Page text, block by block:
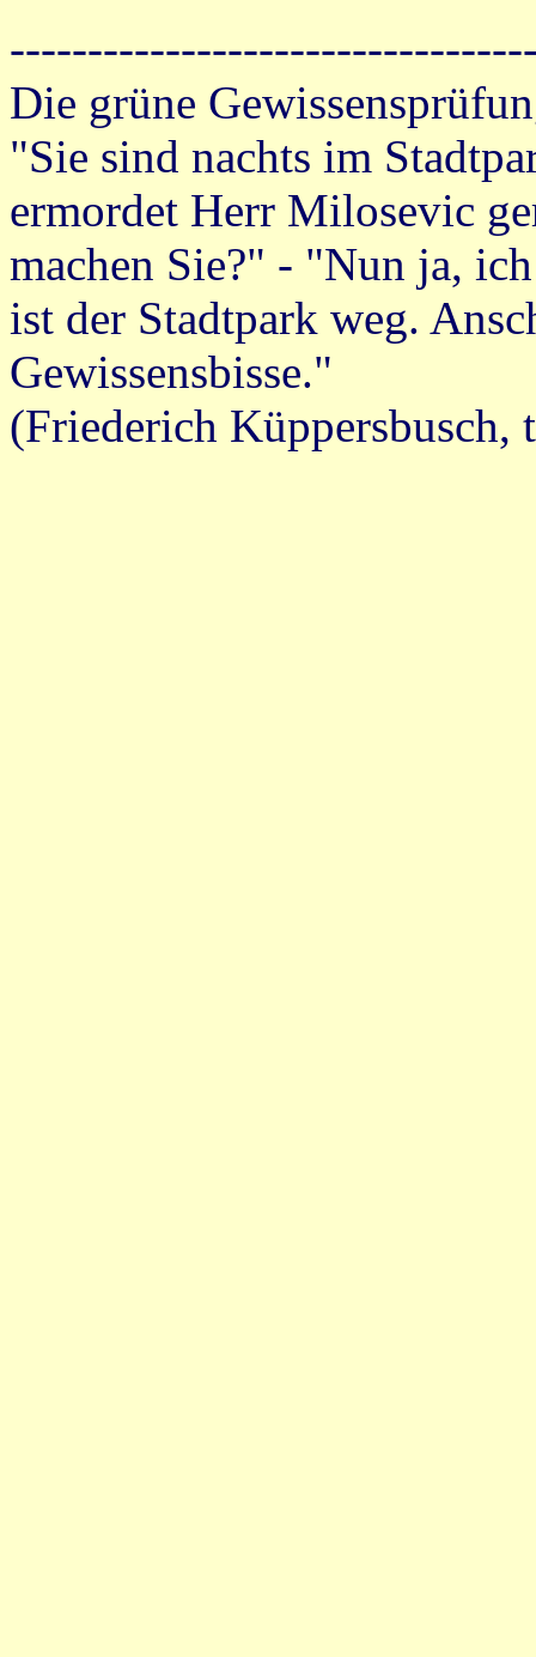
Die grüne
"Sie sind nachts im
ermordet Herr Milosevic
machen Sie?" - "Nun ja,
ist der Stadtpark weg.
Gewissensbisse."
(Friederich Küppersbusch,